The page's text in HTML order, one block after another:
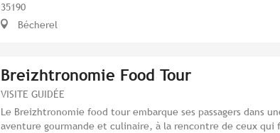
35190
Bécherel
Breizhtronomie Food Tour
VISITE GUIDÉE
Le Breizhtronomie food tour embarque ses passagers dans
aventure gourmande et culinaire, à la rencontre de ceux qui